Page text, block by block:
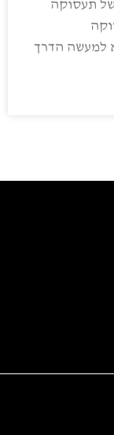
של תעסוקה
למעשה הדרך